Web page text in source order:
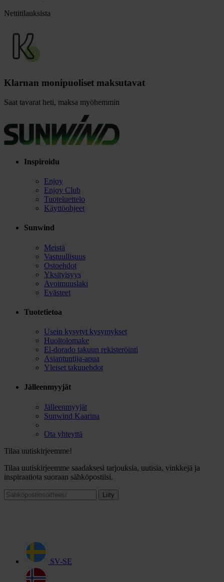
Nettitilauksista
Klarnan monipuoliset maksutavat
Saat tavarat heti, maksa myöhemmin
Inspiroidu
Enjoy
Enjoy Club
Tuoteluettelo
Käyttöohjeet
Sunwind
Meistä
Vastuullisuus
Ostoehdot
Yksityisyys
Avoimuuslaki
Evästeet
Tuotetietoa
Usein kysytyt kysymykset
Huoltolomake
El-dorado takuun rekisteröinti
Asiantuntija-apua
Yleiset takuuehdot
Jälleenmyyjät
Jälleenmyyjät
Sunwind Kaarina
Ota yhteyttä
Tilaa uutiskirjeemme!
Tilaa uutiskirjeemme saadaksesi tarjouksia, uutisia, vinkkejä ja
inspiraatiota suoraan sähköpostiisi.
Liity
SV-SE